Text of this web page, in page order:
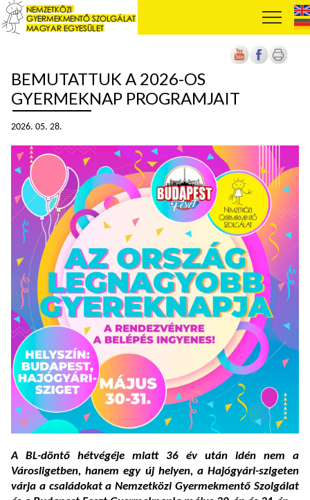
BEMUTATTUK A 2026-OS
GYERMEKNAP PROGRAMJAIT
2026. 05. 28.
A BL-döntő hétvégéje miatt 36 év után idén nem a
Városligetben, hanem egy új helyen, a Hajógyári-szigeten
várja a családokat a Nemzetközi Gyermekmentő Szolgálat